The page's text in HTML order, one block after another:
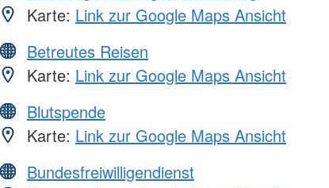
Karte: Link zur Google Maps Ansicht
Betreutes Reisen
Karte: Link zur Google Maps Ansicht
Blutspende
Karte: Link zur Google Maps Ansicht
Bundesfreiwilligendienst